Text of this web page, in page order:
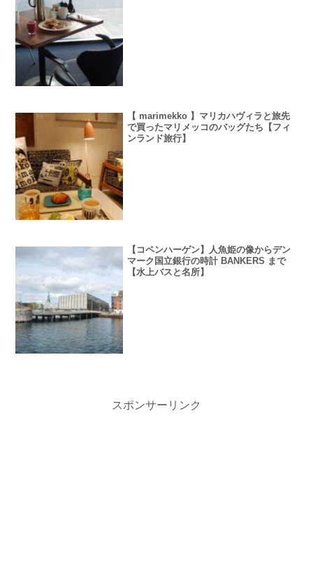
【 marimekko 】マリカハヴィラと旅先
で買ったマリメッコのバッグたち【フィ
ンランド旅行】
【コペンハーゲン】人魚姫の像からデン
マーク国立銀行の時計 BANKERS まで
【水上バスと名所】
スポンサーリンク